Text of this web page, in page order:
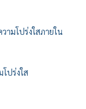
ามโปร่งใสภายใน
ปร่งใส